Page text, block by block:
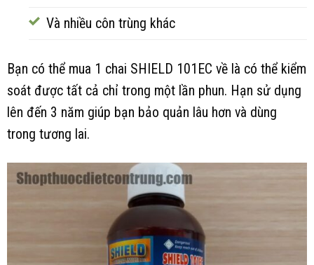
Và nhiều côn trùng khác
Bạn có thể mua 1 chai SHIELD 101EC về là có thể kiểm
soát được tất cả chỉ trong một lần phun. Hạn sử dụng
lên đến 3 năm giúp bạn bảo quản lâu hơn và dùng
trong tương lai.